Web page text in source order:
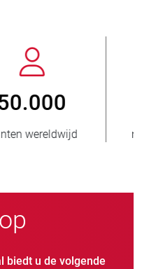
> 3.500.000
verkochte eenheden
biedt u de volgende